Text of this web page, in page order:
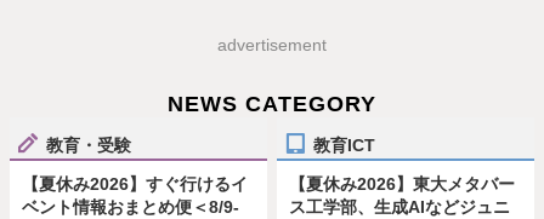
advertisement
NEWS CATEGORY
教育・受験
【夏休み2026】すぐ行けるイ
ベント情報おまとめ便＜8/9-
教育ICT
【夏休み2026】東大メタバー
ス工学部、生成AIなどジュニ